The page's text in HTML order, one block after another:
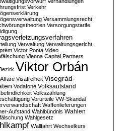
Verkehr
Versammlungsrecht
Versorgungstarife
Verwaltung Verwaltungsgericht
Victor Ponta Video
Vienna Capital Partners
Viktor Orbán
Visafreiheit Visegrád-
Vodafone Volksaufstand
Volkszählung
Vorurteile VW-Skandal
Waffenlieferungen
Aufstand Wahlbündnis Wahlen
Wahlgesetz
Wallfahrt Wechselkurs